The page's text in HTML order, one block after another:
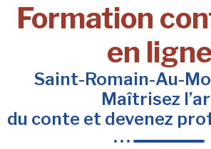
Formation
en
Saint-Romain-Au-
Maîtrisez
du conte et devenez